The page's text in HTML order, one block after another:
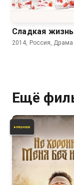
7.8 7.0
Сладкая жизнь
2014, Россия, Драма
Ещё